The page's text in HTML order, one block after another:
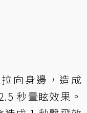
向身邊，造成
秒暈眩效果。